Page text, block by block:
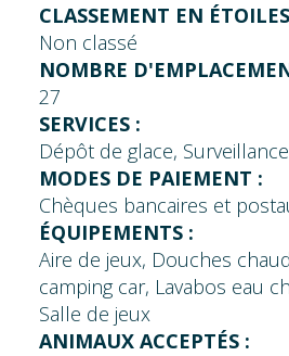
CLASSEMENT EN
Non classé
NOMBRE
27
SERVICES :
Dépôt de glace,
MODES DE PAIEMENT :
Chèques bancaires et
ÉQUIPEMENTS :
Aire de jeux, Douches
camping car, Lavabos eau
Salle de jeux
ANIMAUX ACCEPTÉS :